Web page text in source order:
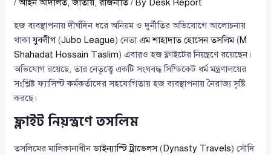
/আইন আদালত,জাতীয়,রাজনীতি/ By Desk Report
হজ ব্যবস্থাপনায় দীর্ঘদিন ধরে অনিয়ম ও দুর্নীতির অভিযোগে আলোচনায়
থাকাযুবলীগ(Jubo League) নেতাএম শাহাদাত হোসেন তসলিম(M
Shahadat Hossain Taslim) এবারও হজ ফ্লাইটের নিয়ন্ত্রণে রয়েছেন।
অভিযোগ রয়েছে, তার নেতৃত্বে একটি সংঘবদ্ধ সিন্ডিকেট ধর্ম মন্ত্রণালয়ের
সংশ্লিষ্ট ফ্যাসিস্ট কর্মকর্তাদের সহযোগিতায় হজ ব্যবস্থাপনায় নৈরাজ্য সৃষ্টি
করছে।
ফ্লাইট নিয়ন্ত্রণে তসলিম
তসলিমের মালিকানাধীনডাইন্যাস্টি ট্রাভেলস( Dynasty Travels) সৌদি